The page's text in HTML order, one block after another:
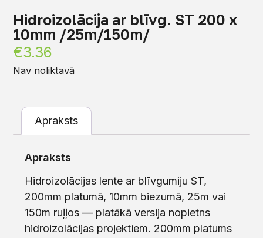
Hidroizolācija ar blīvg. ST 200 x
10mm /25m/150m/
€3.36
Nav noliktavā
Apraksts
Apraksts
Hidroizolācijas lente ar blīvgumiju ST,
200mm platumā, 10mm biezumā, 25m vai
150m ruļļos — platākā versija nopietns
hidroizolācijas projektiem. 200mm platums